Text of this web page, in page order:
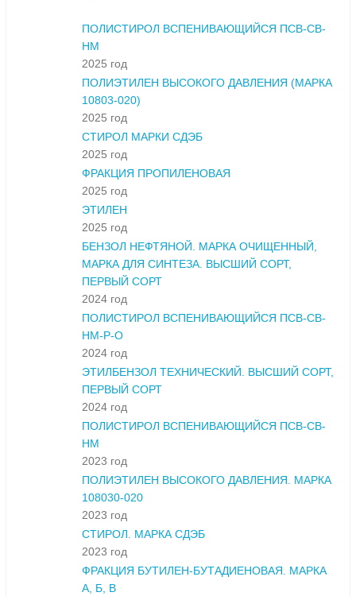
ПОЛИСТИРОЛ ВСПЕНИВАЮЩИЙСЯ ПСВ-СВ-
НМ
2025 год
ПОЛИЭТИЛЕН ВЫСОКОГО ДАВЛЕНИЯ (МАРКА
10803-020)
2025 год
СТИРОЛ МАРКИ СДЭБ
2025 год
ФРАКЦИЯ ПРОПИЛЕНОВАЯ
2025 год
ЭТИЛЕН
2025 год
БЕНЗОЛ НЕФТЯНОЙ. МАРКА ОЧИЩЕННЫЙ,
МАРКА ДЛЯ СИНТЕЗА. ВЫСШИЙ СОРТ,
ПЕРВЫЙ СОРТ
2024 год
ПОЛИСТИРОЛ ВСПЕНИВАЮЩИЙСЯ ПСВ-СВ-
НМ-Р-О
2024 год
ЭТИЛБЕНЗОЛ ТЕХНИЧЕСКИЙ. ВЫСШИЙ СОРТ,
ПЕРВЫЙ СОРТ
2024 год
ПОЛИСТИРОЛ ВСПЕНИВАЮЩИЙСЯ ПСВ-СВ-
НМ
2023 год
ПОЛИЭТИЛЕН ВЫСОКОГО ДАВЛЕНИЯ. МАРКА
108030-020
2023 год
СТИРОЛ. МАРКА СДЭБ
2023 год
ФРАКЦИЯ БУТИЛЕН-БУТАДИЕНОВАЯ. МАРКА
А, Б, В